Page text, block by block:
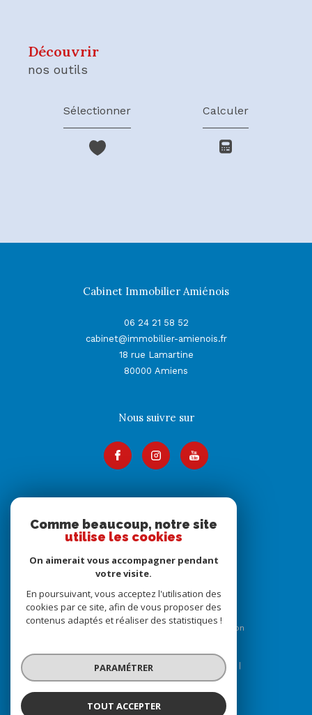
découvrir
nos outils
Sélectionner Calculer
Cabinet Immobilier Amiénois
06 24 21 58 52
cabinet@immobilier-amienois.fr
18 rue Lamartine
80000
Amiens
Nous suivre sur
Adhérents
© 2026 | Tous droits réservés | Traduction
Nos honoraires
Plan du site
Mentions légales
Nos liens
Comme beaucoup, notre site
utilise les cookies
On aimerait vous accompagner pendant
votre visite.
En poursuivant, vous acceptez l'utilisation des
cookies par ce site, afin de vous proposer des
contenus adaptés et réaliser des statistiques !
PARAMÉTRER
TOUT ACCEPTER